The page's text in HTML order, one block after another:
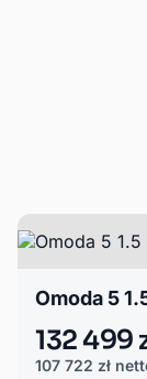
Omoda 5
132 499
107 722 zł